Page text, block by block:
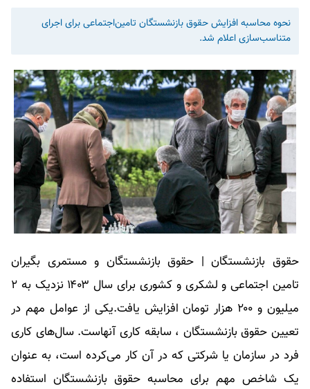
​نحوه محاسبه افزایش حقوق بازنشستگان تامین‌اجتماعی برای اجرای
متناسب‌سازی اعلام شد.
حقوق بازنشستگان| حقوق بازنشستگان و مستمری بگیران
تامین اجتماعی و لشکری و کشوری برای سال ۱۴۰۳ نزدیک به ۲
میلیون و ۲۰۰ هزار تومان افزایش یافت.یکی از عوامل مهم در
تعیین حقوق بازنشستگان ، سابقه کاری آنهاست. سال‌های کاری
فرد در سازمان یا شرکتی که در آن کار می‌کرده است، به عنوان
یک شاخص مهم برای محاسبه حقوق بازنشستگان استفاده